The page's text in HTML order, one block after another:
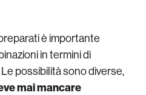
è importante
in termini di
possibilità sono diverse,
mai mancare